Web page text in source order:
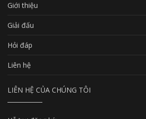
Giới thiệu
Giải đấu
Hỏi đáp
Liên hệ
LIÊN HỆ CỦA CHÚNG TÔI